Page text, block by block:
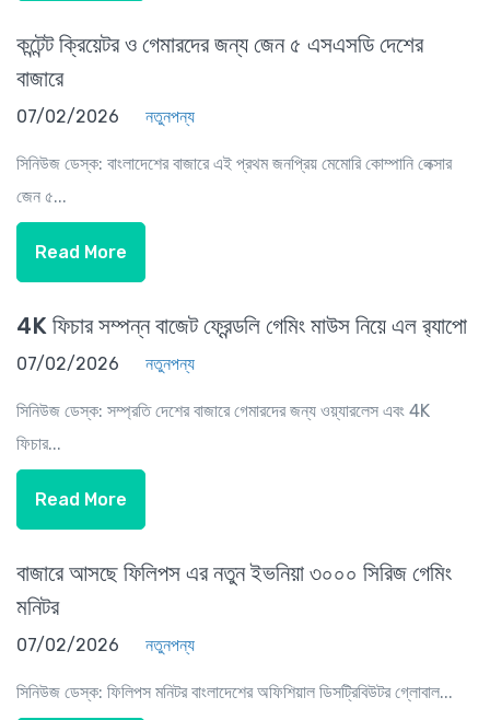
কন্টেন্ট ক্রিয়েটর ও গেমারদের জন্য জেন ৫ এসএসডি দেশের
বাজারে
07/02/2026 নতুনপন্য
সিনিউজ ডেস্ক: বাংলাদেশের বাজারে এই প্রথম জনপ্রিয় মেমোরি কোম্পানি লেক্সার
জেন ৫...
Read More
4K ফিচার সম্পন্ন বাজেট ফ্রেন্ডলি গেমিং মাউস নিয়ে এল র‍্যাপো
07/02/2026 নতুনপন্য
সিনিউজ ডেস্ক: সম্প্রতি দেশের বাজারে গেমারদের জন্য ওয়্যারলেস এবং 4K
ফিচার...
Read More
বাজারে আসছে ফিলিপস এর নতুন ইভনিয়া ৩০০০ সিরিজ গেমিং
মনিটর
07/02/2026 নতুনপন্য
সিনিউজ ডেস্ক: ফিলিপস মনিটর বাংলাদেশের অফিশিয়াল ডিসট্রিবিউটর গ্লোবাল...